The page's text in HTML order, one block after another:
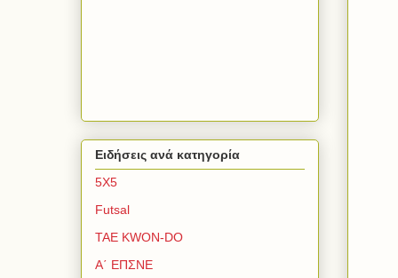
Ειδήσεις ανά κατηγορία
5Χ5
Futsal
TAE KWON-DO
Α΄ ΕΠΣΝΕ